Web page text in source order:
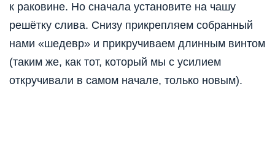
к раковине. Но сначала установите на чашу
решётку слива. Снизу прикрепляем собранный
нами «шедевр» и прикручиваем длинным винтом
(таким же, как тот, который мы с усилием
откручивали в самом начале, только новым).